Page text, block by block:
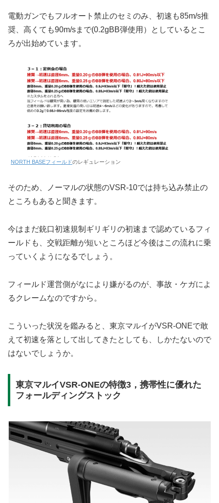
電動ガンでもフルオート禁止のセミのみ、初速も85m/s推
奨、高くても90m/sまで(0.2gBB弾使用）としているとこ
ろが出始めています。
NORTH BASEフィールドのレギュレーション
そのため、ノーマルの状態のVSR-10では持ち込み禁止の
ところもあると聞きます。
今はまだ銃口初速規制ギリギリの初速まで認めているフィ
ールドも、交戦距離が短いところほど今後はこの流れに乗
っていくようになるでしょう。
フィールド運営側がなにより嫌がるのが、事故・ケガによ
るクレームなのですから。
こういった状況を鑑みると、東京マルイがVSR-ONEで敢
えて初速を落として出してきたとしても、しかたないので
はないでしょうか。
東京マルイVSR-ONEの特徴3，携帯性に優れた
フォールディングストック